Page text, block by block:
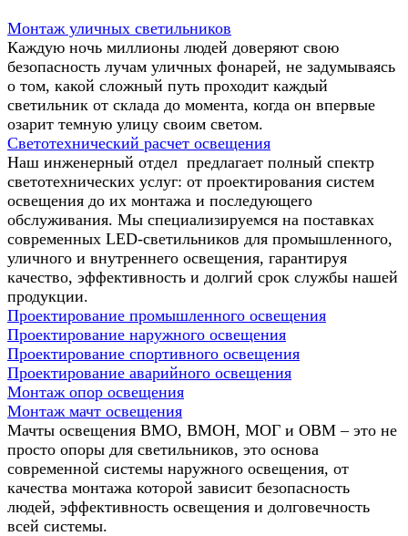
Монтаж уличных светильников
Каждую ночь миллионы людей доверяют свою
безопасность лучам уличных фонарей, не задумываясь
о том, какой сложный путь проходит каждый
светильник от склада до момента, когда он впервые
озарит темную улицу своим светом.
Светотехнический расчет освещения
Наш инженерный отдел предлагает полный спектр
светотехнических услуг: от проектирования систем
освещения до их монтажа и последующего
обслуживания. Мы специализируемся на поставках
современных LED-светильников для промышленного,
уличного и внутреннего освещения, гарантируя
качество, эффективность и долгий срок службы нашей
продукции.
Проектирование промышленного освещения
Проектирование наружного освещения
Проектирование спортивного освещения
Проектирование аварийного освещения
Монтаж опор освещения
Монтаж мачт освещения
Мачты освещения ВМО, ВМОН, МОГ и ОВМ – это не
просто опоры для светильников, это основа
современной системы наружного освещения, от
качества монтажа которой зависит безопасность
людей, эффективность освещения и долговечность
всей системы.